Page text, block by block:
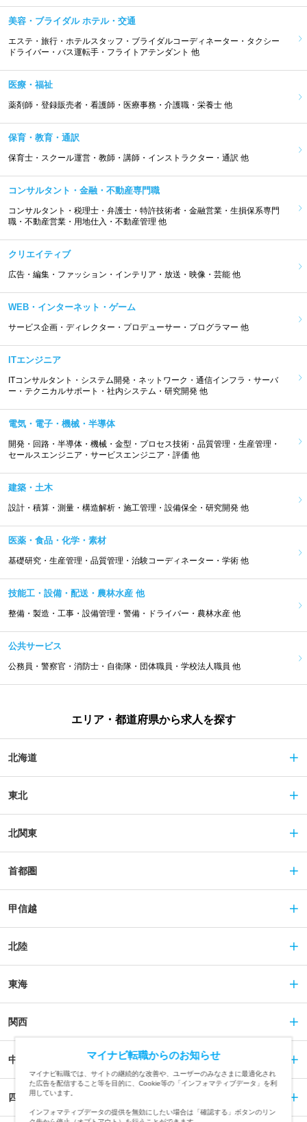
美容・ブライダル ホテル・交通
エステ・旅行・ホテルスタッフ・ブライダルコーディネーター・タクシー
ドライバー・バス運転手・フライトアテンダント 他
医療・福祉
薬剤師・登録販売者・看護師・医療事務・介護職・栄養士 他
保育・教育・通訳
保育士・スクール運営・教師・講師・インストラクター・通訳 他
コンサルタント・金融・不動産専門職
コンサルタント・税理士・弁護士・特許技術者・金融営業・生損保系専門
職・不動産営業・用地仕入・不動産管理 他
クリエイティブ
広告・編集・ファッション・インテリア・放送・映像・芸能 他
WEB・インターネット・ゲーム
サービス企画・ディレクター・プロデューサー・プログラマー 他
ITエンジニア
ITコンサルタント・システム開発・ネットワーク・通信インフラ・サーバ
ー・テクニカルサポート・社内システム・研究開発 他
電気・電子・機械・半導体
開発・回路・半導体・機械・金型・プロセス技術・品質管理・生産管理・
セールスエンジニア・サービスエンジニア・評価 他
建築・土木
設計・積算・測量・構造解析・施工管理・設備保全・研究開発 他
医薬・食品・化学・素材
基礎研究・生産管理・品質管理・治験コーディネーター・学術 他
技能工・設備・配送・農林水産 他
整備・製造・工事・設備管理・警備・ドライバー・農林水産 他
公共サービス
公務員・警察官・消防士・自衛隊・団体職員・学校法人職員 他
エリア・都道府県から求人を探す
北海道
東北
北関東
首都圏
甲信越
北陸
東海
関西
中国
四国
マイナビ転職からのお知らせ
マイナビ転職では、サイトの継続的な改善や、ユーザーのみなさまに最適化され
た広告を配信すること等を目的に、Cookie等の「インフォマティブデータ」を利
用しています。
インフォマティブデータの提供を無効にしたい場合は「確認する」ボタンのリン